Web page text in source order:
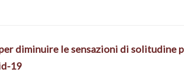
diminuire le sensazioni di solitudine
19